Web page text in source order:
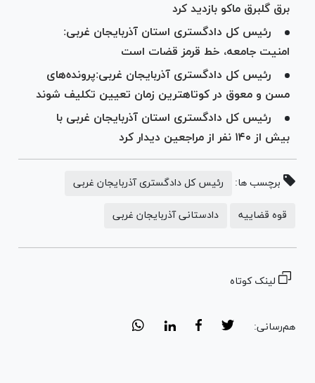
برق گلبرق ماکو بازدید کرد
رئیس کل دادگستری استان آذربایجان غربی:
امنیت جامعه، خط قرمز قضات است
رئیس کل دادگستری آذربایجان غربی:پرونده‌های
مسن و معوق در کوتاهترین زمان تعیین تکلیف شوند
رئیس کل دادگستری استان آذربایجان غربی با
بیش از ۱۴۰ نفر از مراجعین دیدار کرد
برچسب ها: رئیس کل دادگستری آذربایجان غربی
قوه قضاییه دادستانی آذربایجان غربی
لینک کوتاه
هم‌رسانی: